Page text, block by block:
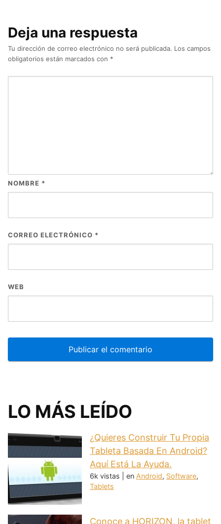
Deja una respuesta
Tu dirección de correo electrónico no será publicada. Los campos
obligatorios están marcados con *
NOMBRE *
CORREO ELECTRÓNICO *
WEB
LO MÁS LEÍDO
¿Quieres Construir Tu Propia
Tableta Basada En Android?
Aquí Está La Ayuda.
6k vistas en Android, Software,
Tablets
Conoce a HORIZON, la tablet